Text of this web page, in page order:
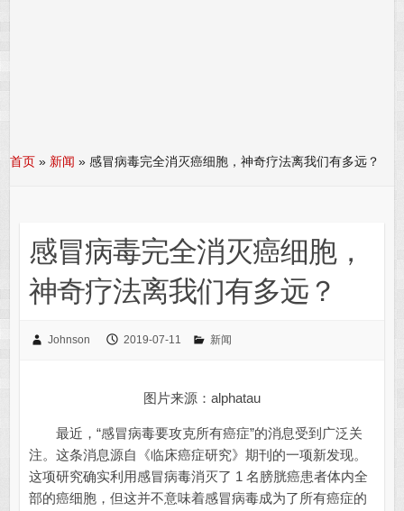
首页 » 新闻 »感冒病毒完全消灭癌细胞，神奇疗法离我们有多远？
感冒病毒完全消灭癌细胞，
神奇疗法离我们有多远？
Johnson 2019-07-11 新闻
图片来源：alphatau
最近，“感冒病毒要攻克所有癌症”的消息受到广泛关
注。这条消息源自《临床癌症研究》期刊的一项新发现。
这项研究确实利用感冒病毒消灭了 1 名膀胱癌患者体内全
部的癌细胞，但这并不意味着感冒病毒成为了所有癌症的